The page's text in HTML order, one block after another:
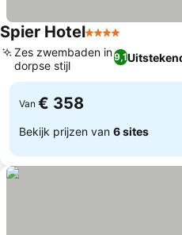
Spier Hotel4 Sterren
9,1
Zes zwembaden in
dorpse stijl
Van € 358
Bekijk prijzen van 6 sites